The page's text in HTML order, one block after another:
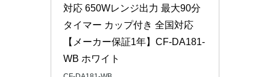
対応 650Wレンジ出力 最大90分
タイマー カップ付き 全国対応
【メーカー保証1年】CF-DA181-
WB ホワイト